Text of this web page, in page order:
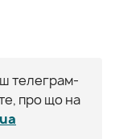
телеграм-
про що на